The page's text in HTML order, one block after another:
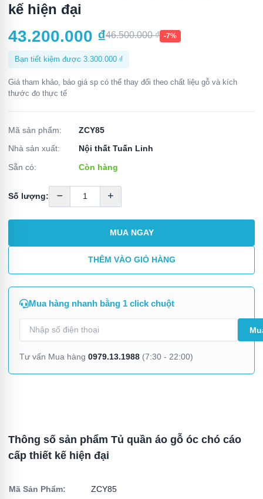
kế hiện đại
43.200.000 ₫46.500.000₫ -7%
Bạn tiết kiệm được 3.300.000 ₫
Giá tham khảo, báo giá sp có thể thay đổi theo chất liệu gỗ và kích
thước đo thực tế
Mã sản phẩm:
ZCY85
Nhà sản xuất:
Nội thất Tuấn Linh
Sẵn có:
Còn hàng
Số lượng:
MUA NGAY
THÊM VÀO GIỎ HÀNG
Mua hàng nhanh bằng 1 click chuột
Tư vấn Mua hàng 0979.13.1988(7:30 - 22:00)
Thông số sản phẩm Tủ quần áo gỗ óc chó cáo
cấp thiết kế hiện đại
Mã Sản Phẩm: ZCY85